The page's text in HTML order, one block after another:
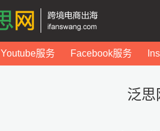
Youtube服务 Facebook服务
泛思